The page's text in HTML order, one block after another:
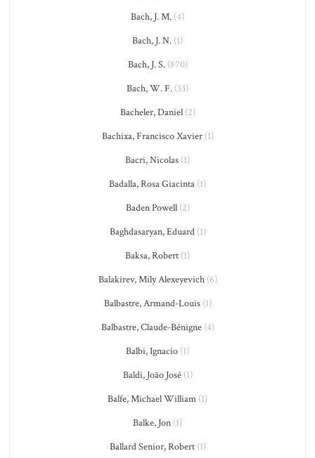
Bach, J. M. (4)
Bach, J. N. (1)
Bach, J. S.(870)
Bach, W. F. (33)
Bacheler, Daniel(2)
Bachixa, Francisco Xavier(1)
Bacri, Nicolas (1)
Badalla, Rosa Giacinta (1)
Baden Powell(2)
Baghdasaryan, Eduard(1)
Baksa, Robert (1)
Balakirev, Mily Alexeyevich(6)
Balbastre, Armand-Louis(1)
Balbastre, Claude-Bénigne(4)
Balbi, Ignacio (1)
Baldi, João José(1)
Balfe, Michael William (1)
Balke, Jon (1)
Ballard Senior, Robert(1)